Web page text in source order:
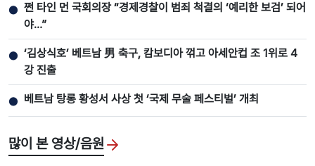
● 쩐 타인 먼 국회의장 “경제경찰이 범죄 척결의 ‘예리한 보검’ 되어
야…”
● ‘김상식호’ 베트남 男 축구, 캄보디아 꺾고 아세안컵 조 1위로 4
강 진출
● 베트남 탕롱 황성서 사상 첫 ‘국제 무술 페스티벌’ 개최
많이 본 영상/음원